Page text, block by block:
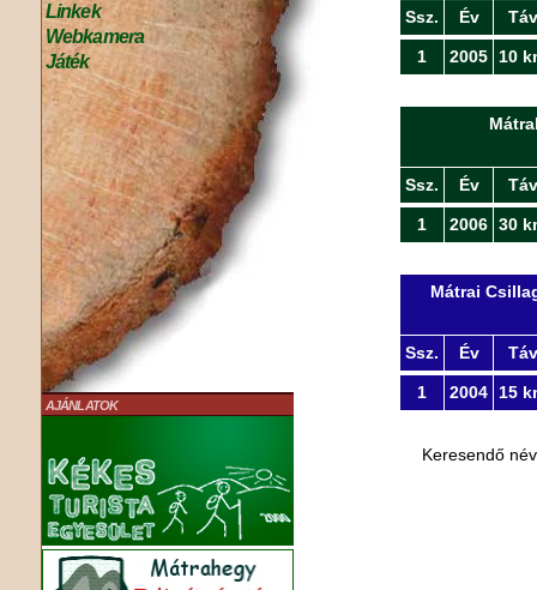
Linkek
Webkamera
Játék
AJÁNLATOK
Ssz. Év Táv
1 2005 10
Ssz. Év Táv
1 2006 30
Mátrai
Ssz. Év Táv
1 2004 15
Keresendő